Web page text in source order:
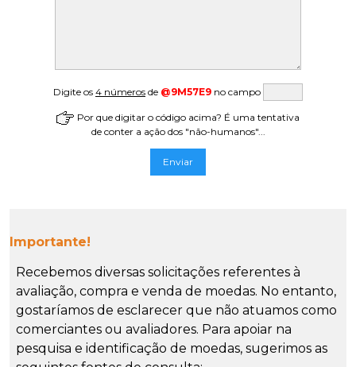
Digite os 4 números de @9M57E9 no campo
Por que digitar o código acima? É uma tentativa
de conter a ação dos "não-humanos"...
Importante!
Recebemos diversas solicitações referentes à
avaliação, compra e venda de moedas. No entanto,
gostaríamos de esclarecer que não atuamos como
comerciantes ou avaliadores. Para apoiar na
pesquisa e identificação de moedas, sugerimos as